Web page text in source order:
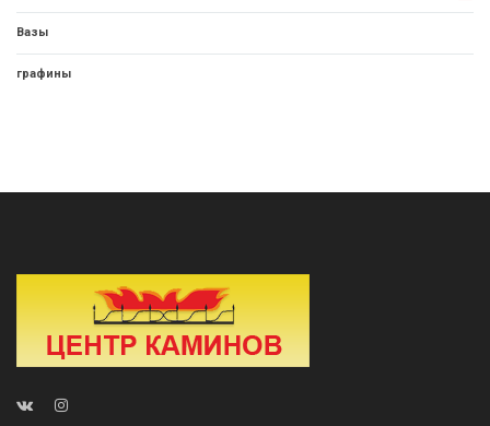
Вазы
графины